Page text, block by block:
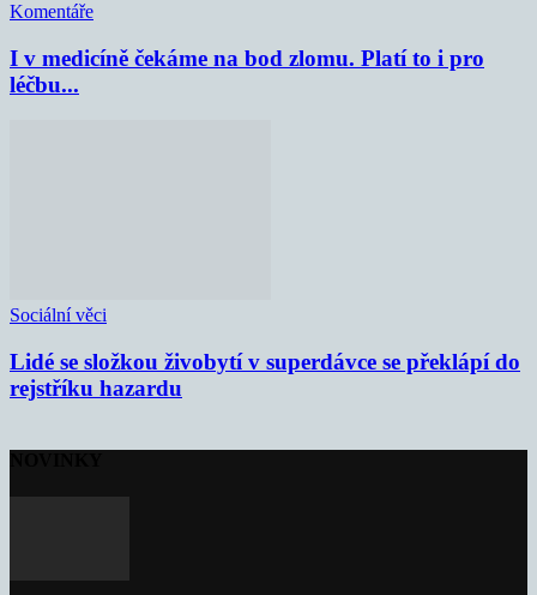
Komentáře
I v medicíně čekáme na bod zlomu. Platí to i pro
léčbu...
Sociální věci
Lidé se složkou živobytí v superdávce se překlápí do
rejstříku hazardu